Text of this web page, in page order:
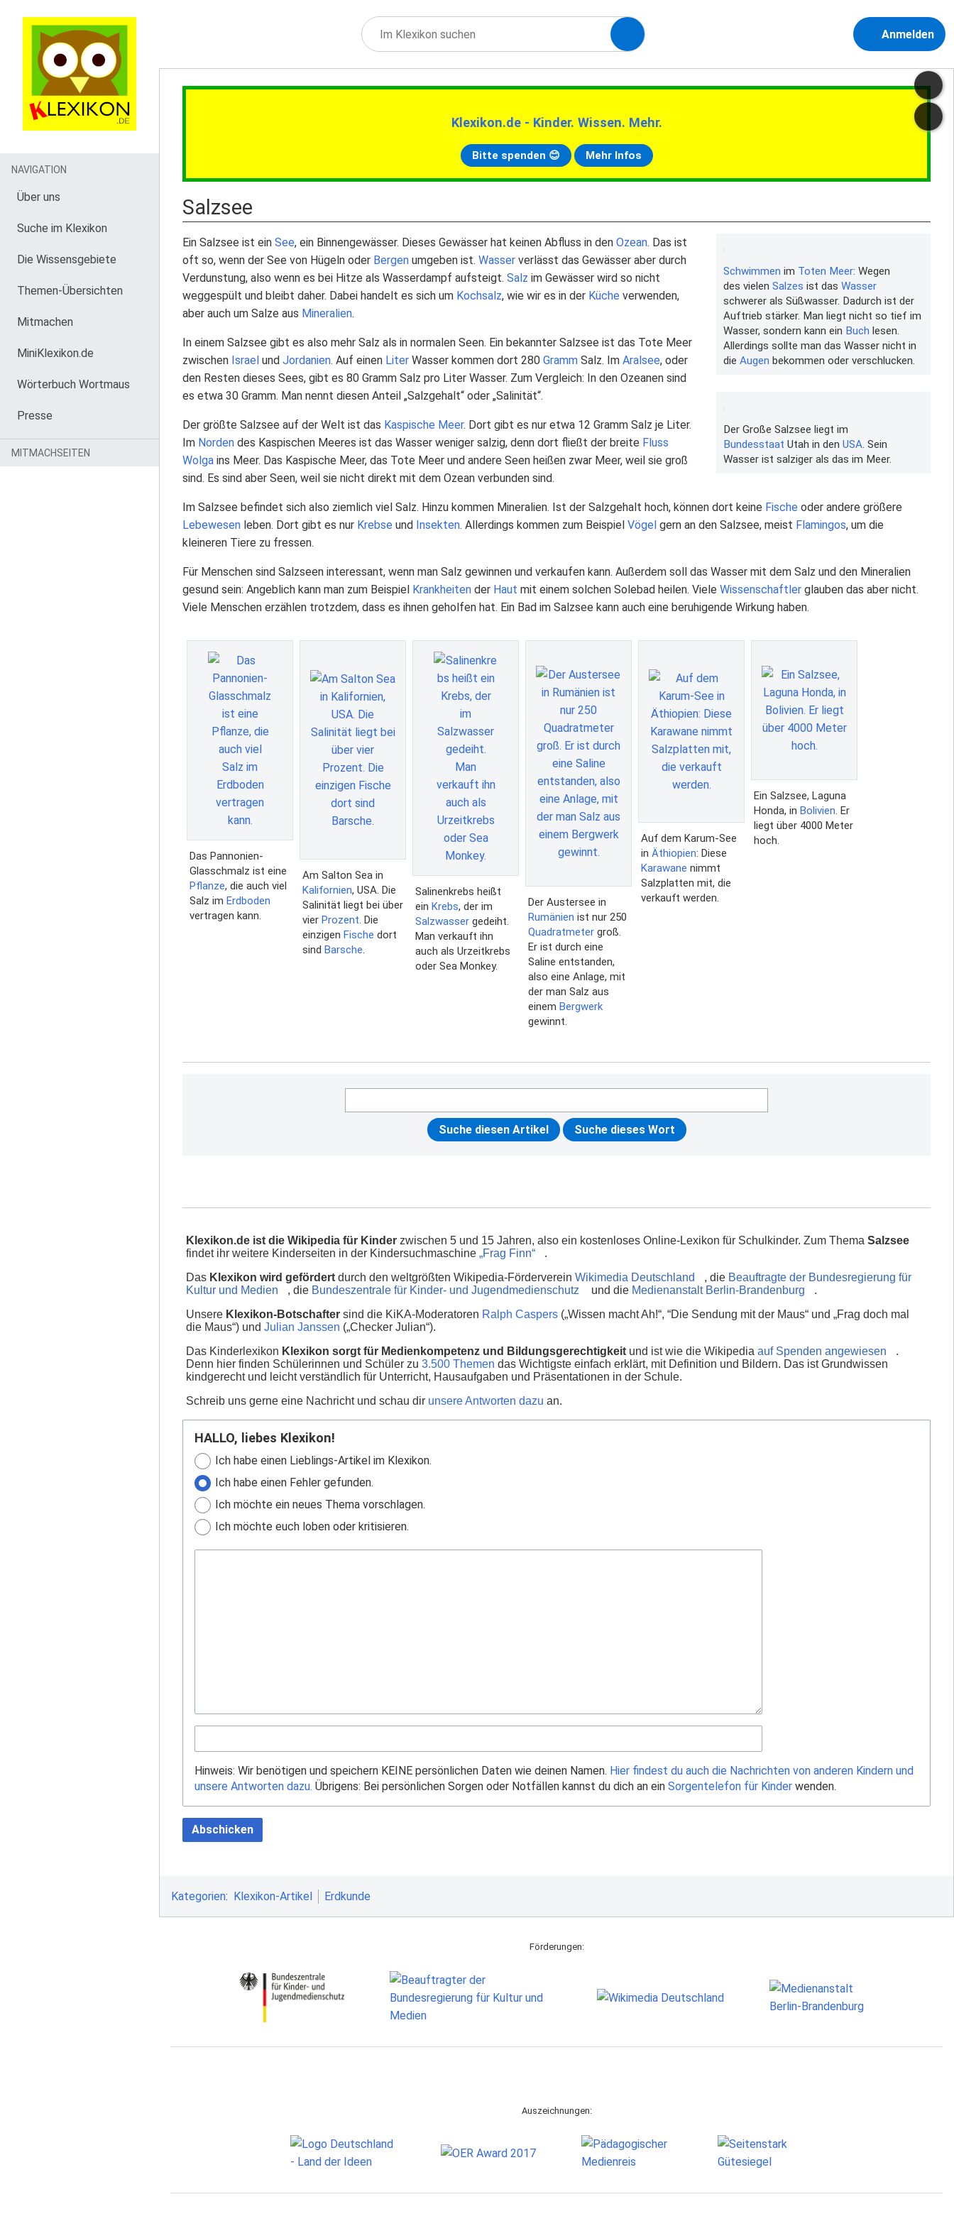
Anmelden
Klexikon.de - Kinder. Wissen. Mehr.
Bitte spenden 😊 Mehr Infos
Salzsee
Schwimmen im Toten Meer: Wegen
des vielen Salzes ist das Wasser
schwerer als Süßwasser. Dadurch ist der
Auftrieb stärker. Man liegt nicht so tief im
Wasser, sondern kann ein Buch lesen.
Allerdings sollte man das Wasser nicht in
die Augen bekommen oder verschlucken.
Ein Salzsee ist ein See, ein Binnengewässer. Dieses Gewässer hat keinen Abfluss in den Ozean. Das ist
oft so, wenn der See von Hügeln oder Bergen umgeben ist. Wasser verlässt das Gewässer aber durch
Verdunstung, also wenn es bei Hitze als Wasserdampf aufsteigt. Salz im Gewässer wird so nicht
weggespült und bleibt daher. Dabei handelt es sich um Kochsalz, wie wir es in der Küche verwenden,
aber auch um Salze aus Mineralien.
Der Große Salzsee liegt im
Bundesstaat Utah in den USA. Sein
Wasser ist salziger als das im Meer.
In einem Salzsee gibt es also mehr Salz als in normalen Seen. Ein bekannter Salzsee ist das Tote Meer
zwischen Israel und Jordanien. Auf einen Liter Wasser kommen dort 280 Gramm Salz. Im Aralsee, oder
den Resten dieses Sees, gibt es 80 Gramm Salz pro Liter Wasser. Zum Vergleich: In den Ozeanen sind
es etwa 30 Gramm. Man nennt diesen Anteil „Salzgehalt“ oder „Salinität“.
Der größte Salzsee auf der Welt ist das Kaspische Meer. Dort gibt es nur etwa 12 Gramm Salz je Liter.
Im Norden des Kaspischen Meeres ist das Wasser weniger salzig, denn dort fließt der breite Fluss
Wolga ins Meer. Das Kaspische Meer, das Tote Meer und andere Seen heißen zwar Meer, weil sie groß
sind. Es sind aber Seen, weil sie nicht direkt mit dem Ozean verbunden sind.
Im Salzsee befindet sich also ziemlich viel Salz. Hinzu kommen Mineralien. Ist der Salzgehalt hoch, können dort keine Fische oder andere größere
Lebewesen leben. Dort gibt es nur Krebse und Insekten. Allerdings kommen zum Beispiel Vögel gern an den Salzsee, meist Flamingos, um die
kleineren Tiere zu fressen.
Für Menschen sind Salzseen interessant, wenn man Salz gewinnen und verkaufen kann. Außerdem soll das Wasser mit dem Salz und den Mineralien
gesund sein: Angeblich kann man zum Beispiel Krankheiten der Haut mit einem solchen Solebad heilen. Viele Wissenschaftler glauben das aber nicht.
Viele Menschen erzählen trotzdem, dass es ihnen geholfen hat. Ein Bad im Salzsee kann auch eine beruhigende Wirkung haben.
Das Pannonien-
Glasschmalz ist eine
Pflanze, die auch viel
Salz im Erdboden
vertragen kann.
Am Salton Sea in
Kalifornien, USA. Die
Salinität liegt bei über
vier Prozent. Die
einzigen Fische dort
sind Barsche.
Salinenkrebs heißt
ein Krebs, der im
Salzwasser gedeiht.
Man verkauft ihn
auch als Urzeitkrebs
oder Sea Monkey.
Der Austersee in
Rumänien ist nur 250
Quadratmeter groß.
Er ist durch eine
Saline entstanden,
also eine Anlage, mit
der man Salz aus
einem Bergwerk
gewinnt.
Auf dem Karum-See
in Äthiopien: Diese
Karawane nimmt
Salzplatten mit, die
verkauft werden.
Ein Salzsee, Laguna
Honda, in Bolivien. Er
liegt über 4000 Meter
hoch.
Klexikon.de ist die Wikipedia für Kinder zwischen 5 und 15 Jahren, also ein kostenloses Online-Lexikon für Schulkinder. Zum Thema Salzsee
findet ihr weitere Kinderseiten in der Kindersuchmaschine „Frag Finn“
.
Das Klexikon wird gefördert durch den weltgrößten Wikipedia-Förderverein Wikimedia Deutschland , die Beauftragte der Bundesregierung für
Kultur und Medien
, die Bundeszentrale für Kinder- und Jugendmedienschutz und die Medienanstalt Berlin-Brandenburg
.
Unsere Klexikon-Botschafter sind die KiKA-Moderatoren Ralph Caspers („Wissen macht Ah!“, “Die Sendung mit der Maus“ und „Frag doch mal
die Maus“) und Julian Janssen („Checker Julian“).
Das Kinderlexikon Klexikon sorgt für Medienkompetenz und Bildungsgerechtigkeit und ist wie die Wikipedia auf Spenden angewiesen
.
Denn hier finden Schülerinnen und Schüler zu 3.500 Themen das Wichtigste einfach erklärt, mit Definition und Bildern. Das ist Grundwissen
kindgerecht und leicht verständlich für Unterricht, Hausaufgaben und Präsentationen in der Schule.
Schreib uns gerne eine Nachricht und schau dir unsere Antworten dazu an.
HALLO, liebes Klexikon!
Ich habe einen Lieblings-Artikel im Klexikon.
Ich habe einen Fehler gefunden.
Ich möchte ein neues Thema vorschlagen.
Ich möchte euch loben oder kritisieren.
Hinweis: Wir benötigen und speichern KEINE persönlichen Daten wie deinen Namen. Hier findest du auch die Nachrichten von anderen Kindern und
unsere Antworten dazu. Übrigens: Bei persönlichen Sorgen oder Notfällen kannst du dich an ein Sorgentelefon für Kinder wenden.
Abschicken
Kategorien: Klexikon-Artikel Erdkunde
NAVIGATION
Über uns
Suche im Klexikon
Die Wissensgebiete
Themen-Übersichten
Mitmachen
MiniKlexikon.de
Wörterbuch Wortmaus
Presse
MITMACHSEITEN
Förderungen:
Auszeichnungen: